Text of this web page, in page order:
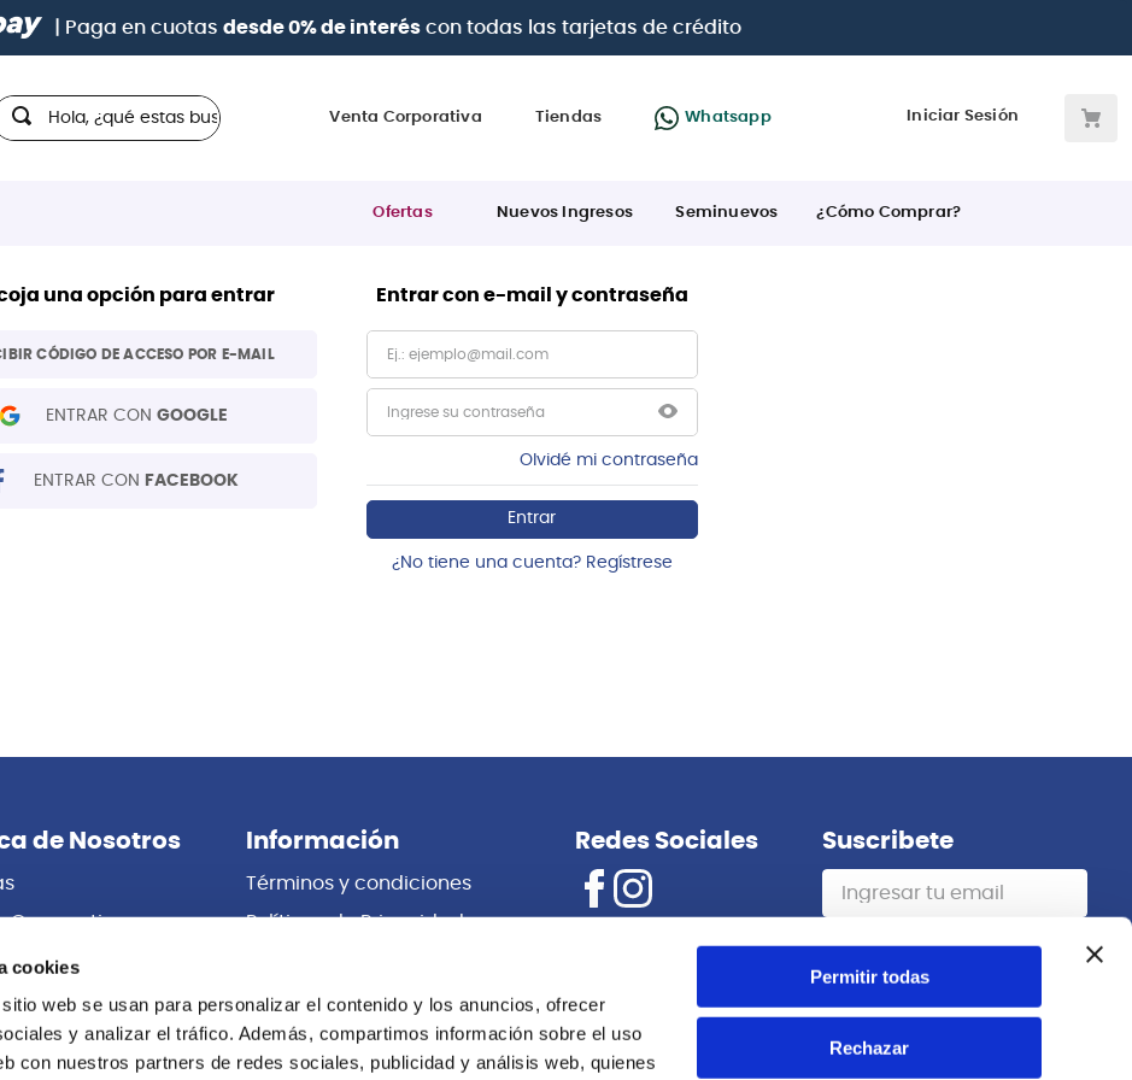
cookies
web se usan para personalizar el contenido y los anuncios, ofrecer
y analizar el tráfico. Además, compartimos información sobre el uso
con nuestros partners de redes sociales, publicidad y análisis web, quienes
Permitir todas
Rechazar
| Paga en cuotas desde 0% de interéscon todas las tarjetas de crédito
¿qué estas buscando?
Venta Corporativa Tiendas Whatsapp Iniciar Sesión
Ofertas Nuevos Ingresos Seminuevos ¿Cómo Comprar?
una opción para entrar
CÓDIGO DE ACCESO POR E-MAIL
ENTRAR CON GOOGLE
ENTRAR CON FACEBOOK
Entrar con e-mail y contraseña
Olvidé mi contraseña
Entrar
¿No tiene una cuenta? Regístrese
de Nosotros
Corporativas
con Nosotros
Información
Términos y condiciones
Políticas de Privacidad
Cambios y Devoluciones
Centro de información
Libro de
Redes Sociales Suscribete
Suscribirme